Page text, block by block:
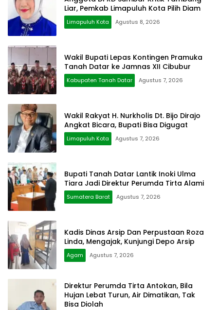
Liar, Pemkab Limapuluh Kota Pilih Diam
Limapuluh Kota Agustus 8, 2026
Wakil Bupati Lepas Kontingen Pramuka
Tanah Datar ke Jamnas XII Cibubur
Kabupaten Tanah Datar Agustus 7, 2026
Wakil Rakyat H. Nurkholis Dt. Bijo Dirajo
Angkat Bicara, Bupati Bisa Digugat
Limapuluh Kota Agustus 7, 2026
Bupati Tanah Datar Lantik Inoki Ulma
Tiara Jadi Direktur Perumda Tirta Alami
Sumatera Barat Agustus 7, 2026
Kadis Dinas Arsip Dan Perpustaan Roza
Linda, Mengajak, Kunjungi Depo Arsip
Agam Agustus 7, 2026
Direktur Perumda Tirta Antokan, Bila
Hujan Lebat Turun, Air Dimatikan, Tak
Bisa Diolah